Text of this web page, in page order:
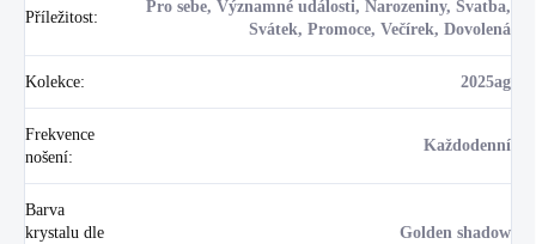
Příležitost:
Pro sebe, Významné události, Narozeniny, Svatba,
Svátek, Promoce, Večírek, Dovolená
Kolekce: 2025ag
Frekvence
nošení:
Každodenní
Barva
krystalu dle
Golden shadow